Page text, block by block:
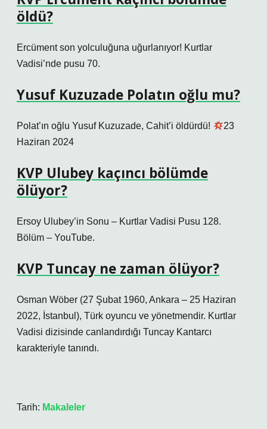
öldü?
Ercüment son yolculuğuna uğurlanıyor! Kurtlar
Vadisi’nde pusu 70.
Yusuf Kuzuzade Polatın oğlu mu?
Polat’ın oğlu Yusuf Kuzuzade, Cahit’i öldürdü!
23
Haziran 2024
KVP Ulubey kaçıncı bölümde
ölüyor?
Ersoy Ulubey’in Sonu – Kurtlar Vadisi Pusu 128.
Bölüm – YouTube.
KVP Tuncay ne zaman ölüyor?
Osman Wöber (27 Şubat 1960, Ankara – 25 Haziran
2022, İstanbul), Türk oyuncu ve yönetmendir. Kurtlar
Vadisi dizisinde canlandırdığı Tuncay Kantarcı
karakteriyle tanındı.
Tarih: Makaleler